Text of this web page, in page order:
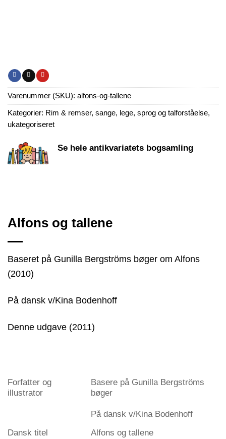
Varenummer (SKU): alfons-og-tallene
Kategorier: Rim & remser, sange, lege, sprog og talforståelse,
ukategoriseret
Se hele antikvariatets bogsamling
Alfons og tallene
Baseret på Gunilla Bergströms bøger om Alfons
(2010)
På dansk v/Kina Bodenhoff
Denne udgave (2011)
Forfatter og
illustrator
Basere på Gunilla Bergströms
bøger
På dansk v/Kina Bodenhoff
Dansk titel
Alfons og tallene